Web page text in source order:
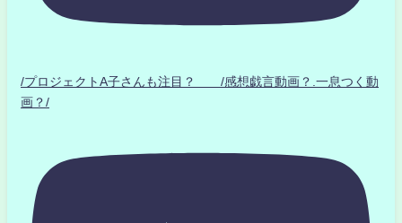
/プロジェクトA子さんも注目？ /感想戯言動画？.一息つく動
画？/